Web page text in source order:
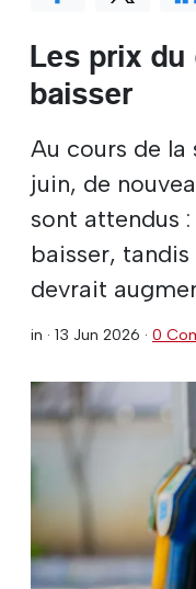
Les prix
baisser
Au cours de la
juin, de
sont attendus
baisser,
devrait
in · 13 Jun 2026 · 0